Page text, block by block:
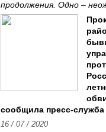
продолжения. Одно –
сообщила пресс-служба
16 / 07 / 2020